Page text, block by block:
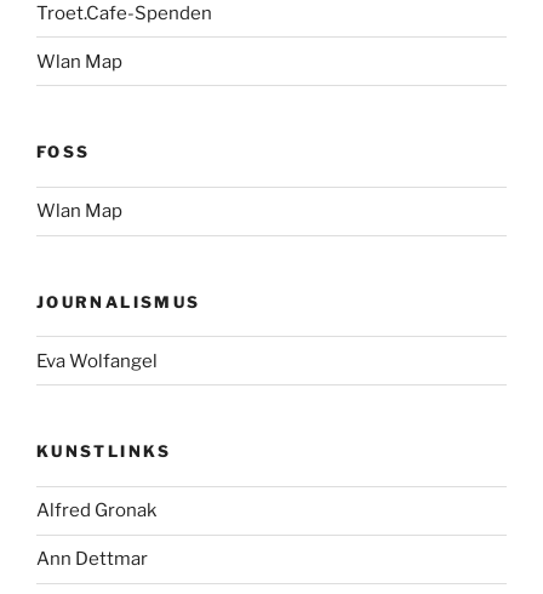
Troet.Cafe-Spenden
Wlan Map
FOSS
Wlan Map
JOURNALISMUS
Eva Wolfangel
KUNSTLINKS
Alfred Gronak
Ann Dettmar